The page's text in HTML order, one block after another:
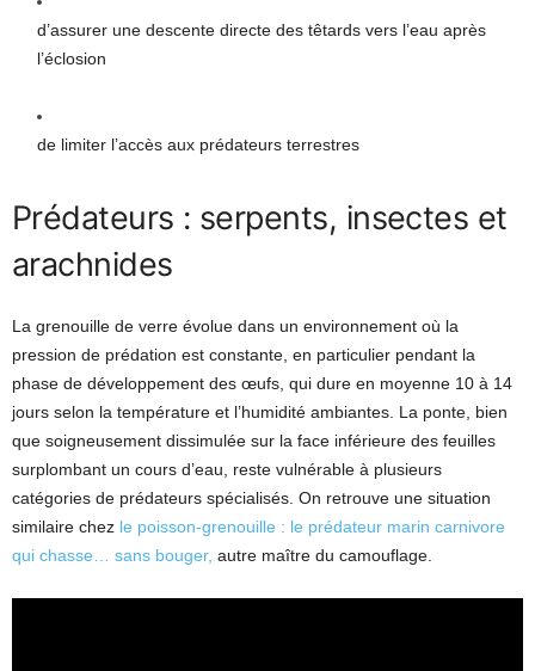
d’assurer une descente directe des têtards vers l’eau après
l’éclosion
de limiter l’accès aux prédateurs terrestres
Prédateurs : serpents, insectes et
arachnides
La grenouille de verre évolue dans un environnement où la
pression de prédation est constante, en particulier pendant la
phase de développement des œufs, qui dure en moyenne 10 à 14
jours selon la température et l’humidité ambiantes. La ponte, bien
que soigneusement dissimulée sur la face inférieure des feuilles
surplombant un cours d’eau, reste vulnérable à plusieurs
catégories de prédateurs spécialisés. On retrouve une situation
similaire chez le poisson-grenouille : le prédateur marin carnivore
qui chasse… sans bouger, autre maître du camouflage.